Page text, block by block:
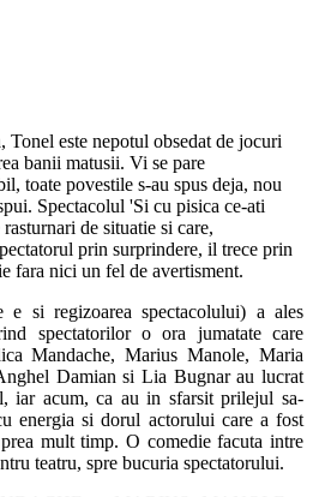
Tonel este nepotul obsedat de jocuri
banii matusii. Vi se pare
toate povestile s-au spus deja, nou
Spectacolul 'Si cu pisica ce-ati
de situatie si care,
prin surprindere, il trece prin
fara nici un fel de avertisment.
e si regizoarea spectacolului) a ales
spectatorilor o ora jumatate care
Mandache, Marius Manole, Maria
Damian si Lia Bugnar au lucrat
iar acum, ca au in sfarsit prilejul sa-
energia si dorul actorului care a fost
mult timp. O comedie facuta intre
teatru, spre bucuria spectatorului.